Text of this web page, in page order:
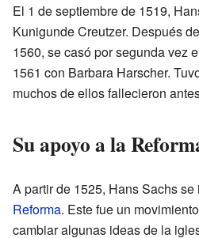
El 1 de septiembre de 1519,
Kunigunde Creutzer. Después
1560, se casó por segunda vez
1561 con Barbara Harscher.
muchos de ellos fallecieron
Su apoyo a la
A partir de 1525, Hans Sachs
Reforma. Este fue un
cambiar algunas ideas de la